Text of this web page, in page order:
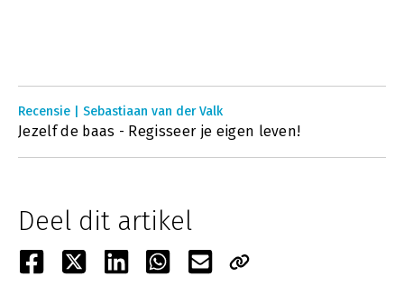
Recensie | Sebastiaan van der Valk
Jezelf de baas - Regisseer je eigen leven!
Deel dit artikel